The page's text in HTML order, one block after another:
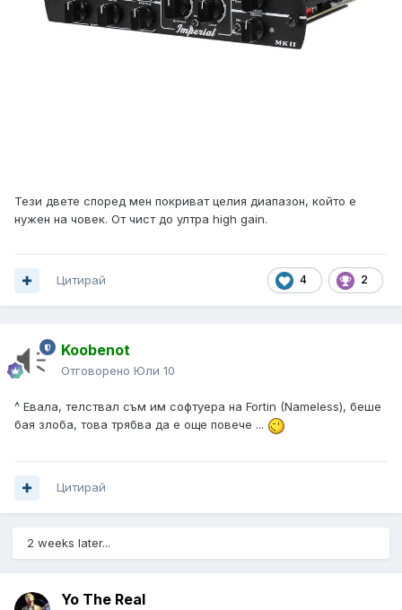
Тези двете според мен покриват целия диапазон, който е
нужен на човек. От чист до ултра high gain.
4 2
Цитирай
Koobenot
Отговорено Юли 10
^ Евала, телствал съм им софтуера на Fortin (Nameless), беше
бая злоба, това трябва да е още повече ...
Цитирай
2 weeks later...
Yo The Real